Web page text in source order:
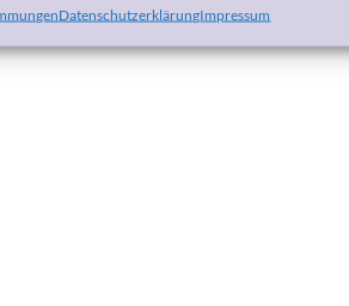
DatenschutzerklärungImpressum